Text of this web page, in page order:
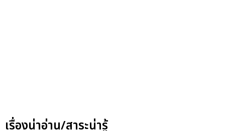
เรื่องน่าอ่าน/สาระน่ารู้